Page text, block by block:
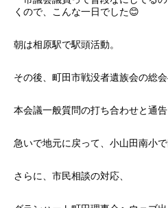
くので、こんな一日でした😊
朝は相原駅で駅頭活動。
その後、町田市戦没者遺族会の総会
本会議一般質問の打ち合わせと通告
急いで地元に戻って、小山田南小
さらに、市民相談の対応、